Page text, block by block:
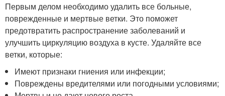
Первым делом необходимо удалить все больные,
поврежденные и мертвые ветки. Это поможет
предотвратить распространение заболеваний и
улучшить циркуляцию воздуха в кусте. Удаляйте все
ветки, которые:
Имеют признаки гниения или инфекции;
Повреждены вредителями или погодными условиями;